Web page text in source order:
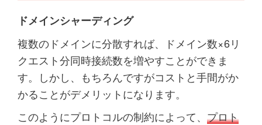
ドメインシャーディング
複数のドメインに分散すれば、ドメイン数×6リ
クエスト分同時接続数を増やすことができま
す。しかし、もちろんですがコストと手間がか
かることがデメリットになります。
このようにプロトコルの制約によって、 プロト